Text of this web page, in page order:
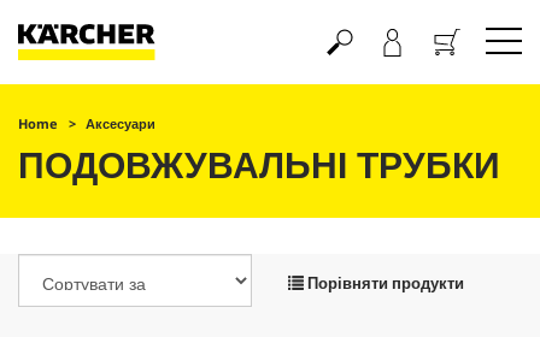
Кошик
Home Аксесуари
ПОДОВЖУВАЛЬНІ ТРУБКИ
Порівняти продукти